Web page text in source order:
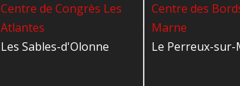
Centre de Congrès Les
Atlantes
Les Sables-d'Olonne
Centre des
Marne
Le Perreux-sur-